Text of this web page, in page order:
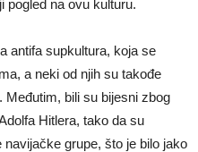
pogled na ovu kulturu.
antifa supkultura, koja se
a neki od njih su takođe
Međutim, bili su bijesni zbog
Hitlera, tako da su
grupe, što je bilo jako